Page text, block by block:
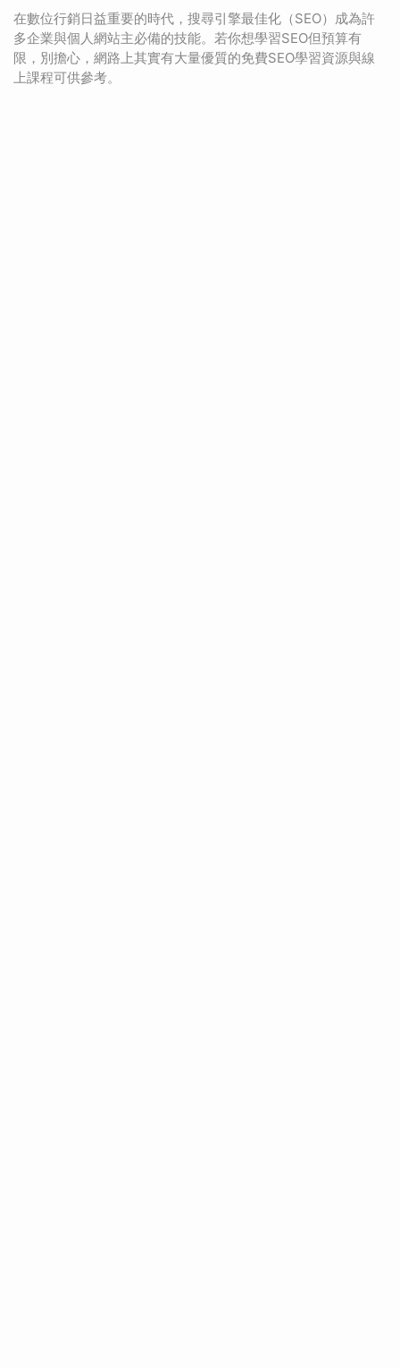
在數位行銷日益重要的時代，搜尋引擎最佳化（SEO）成為許
多企業與個人網站主必備的技能。若你想學習SEO但預算有
限，別擔心，網路上其實有大量優質的免費SEO學習資源與線
上課程可供參考。